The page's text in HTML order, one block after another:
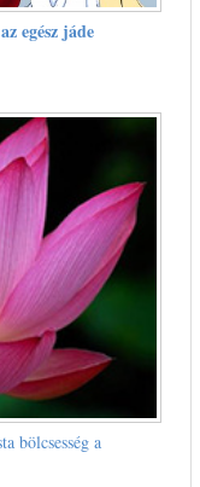
egész jáde
bölcsesség a